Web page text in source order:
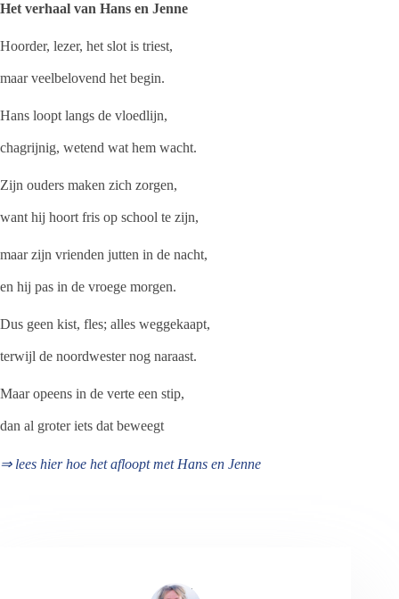
Het verhaal van Hans en Jenne
Hoorder, lezer, het slot is triest,
maar veelbelovend het begin.
Hans loopt langs de vloedlijn,
chagrijnig, wetend wat hem wacht.
Zijn ouders maken zich zorgen,
want hij hoort fris op school te zijn,
maar zijn vrienden jutten in de nacht,
en hij pas in de vroege morgen.
Dus geen kist, fles; alles weggekaapt,
terwijl de noordwester nog naraast.
Maar opeens in de verte een stip,
dan al groter iets dat beweegt
⇒ lees hier hoe het afloopt met Hans en Jenne